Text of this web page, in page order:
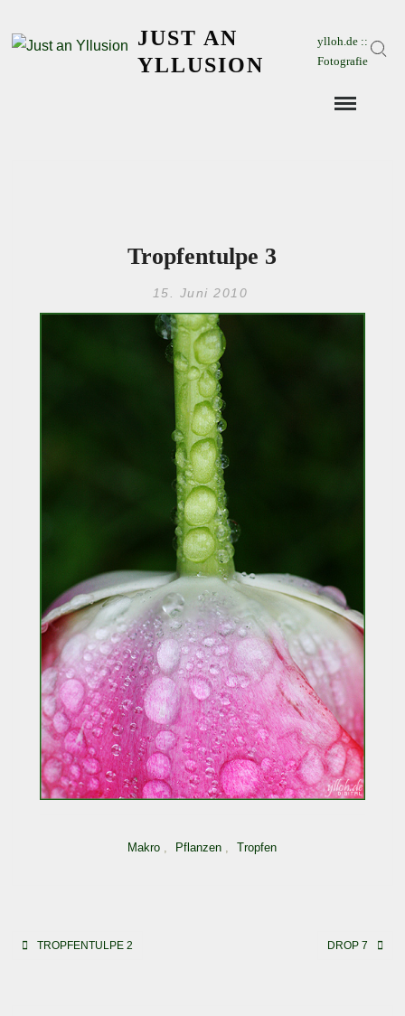
JUST AN
YLLUSION
ylloh.de ::
Fotografie
Tropfentulpe 3
15. Juni 2010
Makro , Pflanzen , Tropfen
Beitragsnavigation
TROPFENTULPE 2 DROP 7